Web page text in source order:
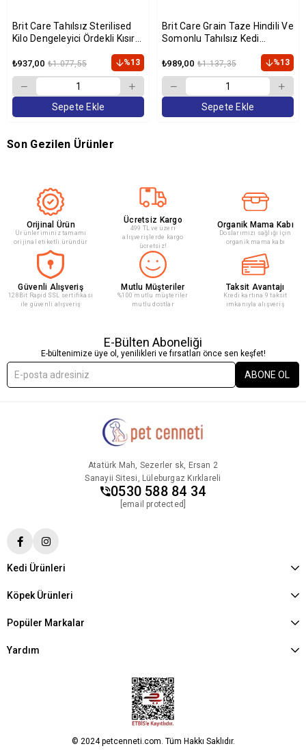
Brit Care Tahılsız Sterilised
Kilo Dengeleyici Ördekli Kısır
₺937,00 ₺1.077,55 %13
Sepete Ekle
Brit Care Grain Taze Hindili Ve
Somonlu Tahılsız Kedi
₺989,00 ₺1.137,35 %13
Sepete Ekle
Son Gezilen Ürünler
Orijinal Ürün
Ürünleriminiz tamamı
orijinal etiketli üründür
Ücretsiz Kargo
499 TL ve üzeri
alışverişlerde kargo
ücretsiz!
Organik Mama Kabı
Doslarımızı sağlığı için
organik mama kabı
Güvenli Alışveriş
128Bit Rapid SSL sertifikası
ile güvenli alışveriş
Mutlu Müşteriler
%100 mutlu müşteriler
mutlu dostlar
Taksit Avantajı
Kredi kartına 9 taksit
imkanıyla alışveriş
E-Bülten Aboneliği
E-bültenimize üye ol, yenilikleri ve fırsatları önce sen keşfet!
ABONE OL
Atatürk Mah, Sezerler sk, Ersan 2
Sanayii Sitesi, Lüleburgaz Kırklareli
0530 588 84 34
[email protected]
Kedi Ürünleri
Köpek Ürünleri
Popüler Markalar
Yardım
© 2024 petcenneti.com. Tüm Hakkı Saklıdır.